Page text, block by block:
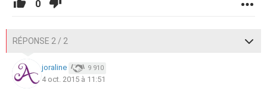
0
RÉPONSE 2 / 2
joraline 9 910
4 oct. 2015 à 11:51